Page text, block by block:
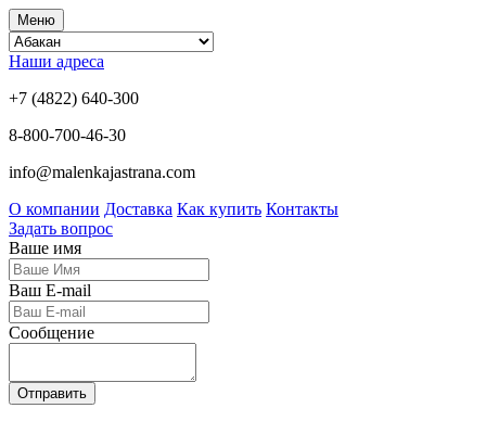
Меню
Наши адреса
+7 (4822) 640-300
8-800-700-46-30
info@malenkajastrana.com
О компании Доставка Как купить Контакты
Задать вопрос
Ваше имя
Ваш E-mail
Сообщение
Отправить